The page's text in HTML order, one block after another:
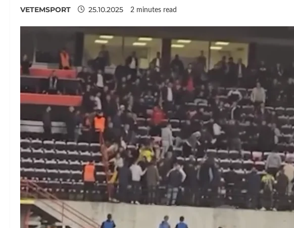
VETEMSPORT 25.10.2025 2 minutes read